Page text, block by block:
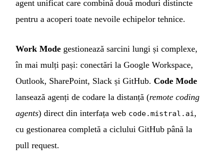
agent unificat care combină două moduri distincte
pentru a acoperi toate nevoile echipelor tehnice.
Work Mode gestionează sarcini lungi și complexe,
în mai mulți pași: conectări la Google Workspace,
Outlook, SharePoint, Slack și GitHub. Code Mode
lansează agenți de codare la distanță (remote coding
agents) direct din interfața web code.mistral.ai ,
cu gestionarea completă a ciclului GitHub până la
pull request.